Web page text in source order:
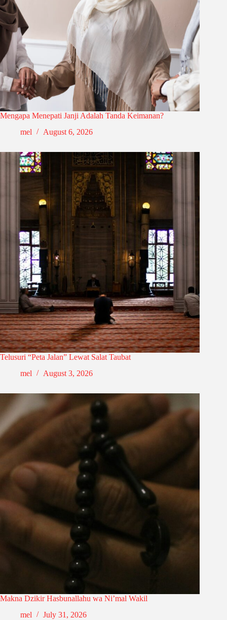
Mengapa Menepati Janji Adalah Tanda Keimanan?
mel
August 6, 2026
Telusuri “Peta Jalan” Lewat Salat Taubat
mel
August 3, 2026
Makna Dzikir Hasbunallahu wa Ni’mal Wakil
mel
July 31, 2026